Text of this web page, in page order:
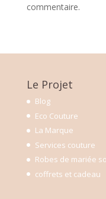
commentaire.
Le Projet
Blog
Eco Couture
La Marque
Services couture
Robes de mariée
coffrets et cadeau